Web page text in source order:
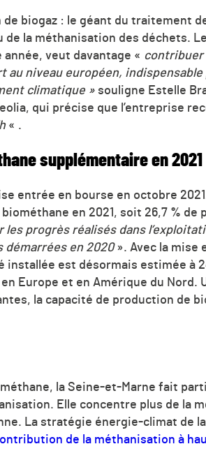
biogaz : le géant du traitement
de la méthanisation des déchets.
veut davantage « contribuer
au niveau européen,
climatique » souligne Estelle
qui précise que l’entreprise
« .
supplémentaire en 2021
entrée en bourse en octobre
en 2021, soit 26,7 % de
les progrès réalisés dans
démarrées en 2020». Avec la mise
est désormais estimée à
Europe et en Amérique du Nord.
la capacité de production de
la Seine-et-Marne fait
Elle concentre plus de la
La stratégie énergie-climat de
de la méthanisation à